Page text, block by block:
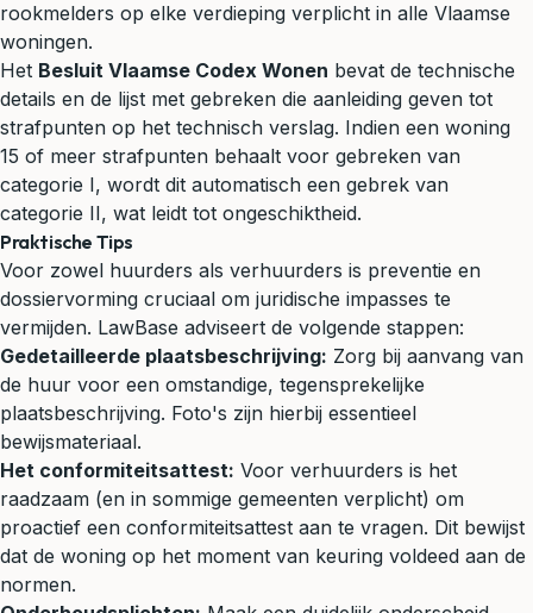
rookmelders op elke verdieping verplicht in alle Vlaamse
woningen.
Het Besluit Vlaamse Codex Wonen bevat de technische
details en de lijst met gebreken die aanleiding geven tot
strafpunten op het technisch verslag. Indien een woning
15 of meer strafpunten behaalt voor gebreken van
categorie I, wordt dit automatisch een gebrek van
categorie II, wat leidt tot ongeschiktheid.
Praktische Tips
Voor zowel huurders als verhuurders is preventie en
dossiervorming cruciaal om juridische impasses te
vermijden. LawBase adviseert de volgende stappen:
Gedetailleerde plaatsbeschrijving: Zorg bij aanvang van
de huur voor een omstandige, tegensprekelijke
plaatsbeschrijving. Foto's zijn hierbij essentieel
bewijsmateriaal.
Het conformiteitsattest: Voor verhuurders is het
raadzaam (en in sommige gemeenten verplicht) om
proactief een conformiteitsattest aan te vragen. Dit bewijst
dat de woning op het moment van keuring voldeed aan de
normen.